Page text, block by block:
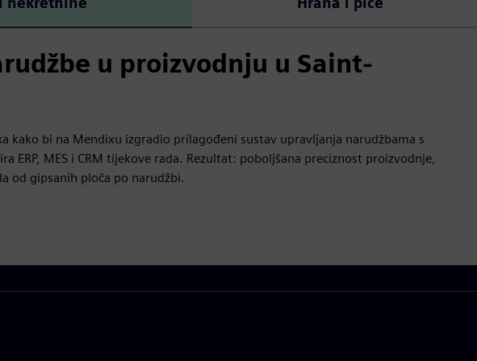
u proizvodnju u Saint-
kako bi na Mendixu izgradio prilagođeni sustav upravljanja narudžbama s
MES i CRM tijekove rada. Rezultat: poboljšana preciznost proizvodnje,
od gipsanih ploča po narudžbi.